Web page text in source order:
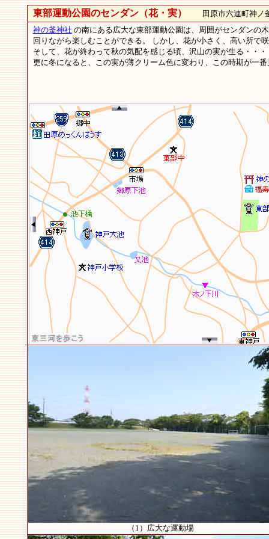
東部運動公園のセンダン（花・実）
田原市六連町神ノ
神の釜神社 の南にある広大な東部運動公園は、周囲がセンダンの
回りながら楽しむことができる。 しかし、花が小さく、高い所で
そして、花が終わって秋の気配を感じる頃、沢山の実が生る・・・
更に冬になると、この実が薄クリーム色に変わり、この時期が一
（1）広大な運動場